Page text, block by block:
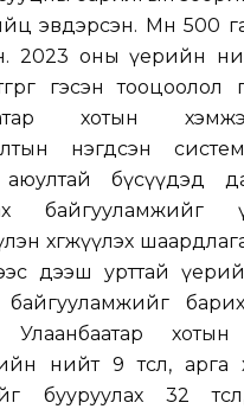
эвдэрсэн. Мөн 500
2023 оны үерийн
гэсэн
хотын
нэгдсэн
бүсүүдэд
байгууламжийг
хөгжүүлэх
дээш урттай
байгууламжийг
Улаанбаатар
нийт 9 төсөл,
бууруулах 32